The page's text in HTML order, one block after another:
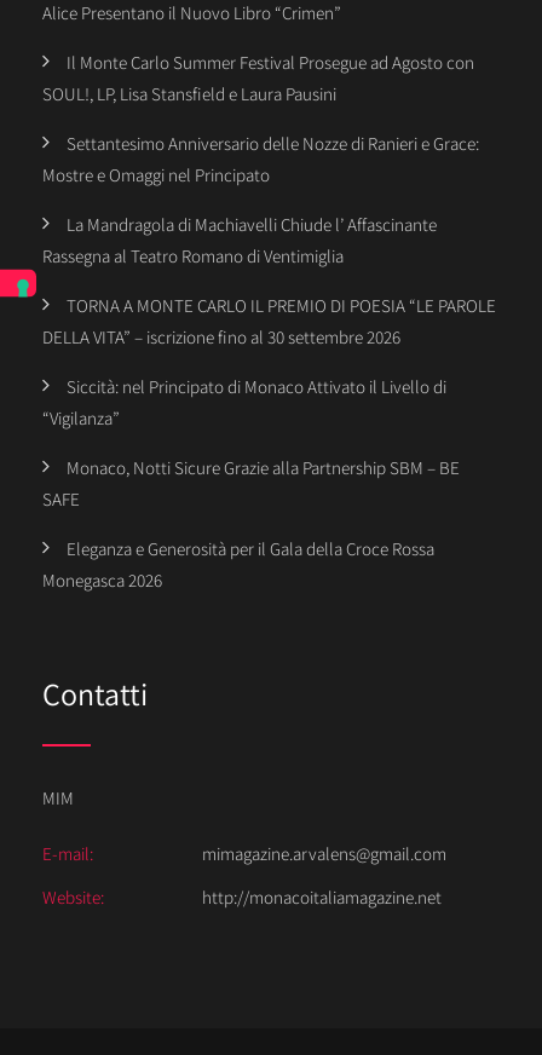
Alice Presentano il Nuovo Libro “Crimen”
Il Monte Carlo Summer Festival Prosegue ad Agosto con
SOUL!, LP, Lisa Stansfield e Laura Pausini
Settantesimo Anniversario delle Nozze di Ranieri e Grace:
Mostre e Omaggi nel Principato
La Mandragola di Machiavelli Chiude l’ Affascinante
Rassegna al Teatro Romano di Ventimiglia
TORNA A MONTE CARLO IL PREMIO DI POESIA “LE PAROLE
DELLA VITA” – iscrizione fino al 30 settembre 2026
Siccità: nel Principato di Monaco Attivato il Livello di
“Vigilanza”
Monaco, Notti Sicure Grazie alla Partnership SBM – BE
SAFE
Eleganza e Generosità per il Gala della Croce Rossa
Monegasca 2026
Contatti
MIM
E-mail:
mimagazine.arvalens@gmail.com
Website:
http://monacoitaliamagazine.net